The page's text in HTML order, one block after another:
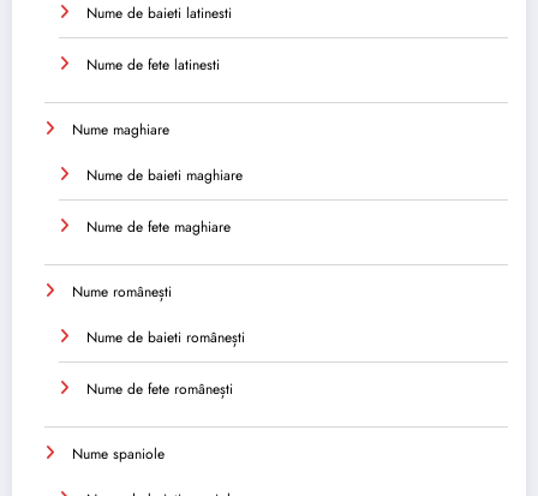
Nume de baieti latinesti
Nume de fete latinesti
Nume maghiare
Nume de baieti maghiare
Nume de fete maghiare
Nume românești
Nume de baieti românești
Nume de fete românești
Nume spaniole